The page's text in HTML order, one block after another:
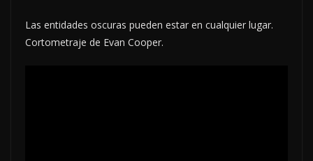
Las entidades oscuras pueden estar en cualquier lugar.
Cortometraje de Evan Cooper.